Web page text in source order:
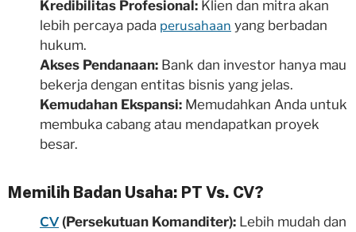
Kredibilitas Profesional: Klien dan mitra akan
lebih percaya pada perusahaan yang berbadan
hukum.
Akses Pendanaan: Bank dan investor hanya mau
bekerja dengan entitas bisnis yang jelas.
Kemudahan Ekspansi: Memudahkan Anda untuk
membuka cabang atau mendapatkan proyek
besar.
Memilih Badan Usaha: PT Vs. CV?
CV(Persekutuan Komanditer): Lebih mudah dan